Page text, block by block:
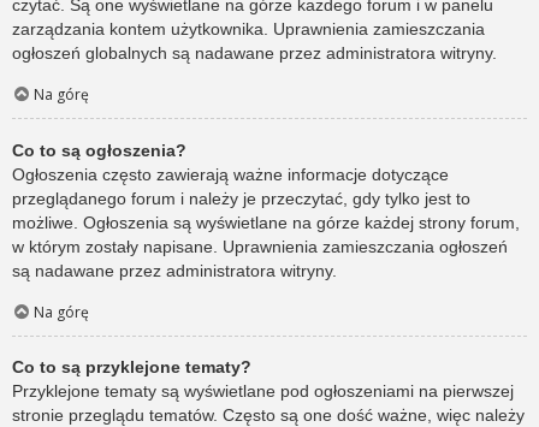
czytać. Są one wyświetlane na górze każdego forum i w panelu
zarządzania kontem użytkownika. Uprawnienia zamieszczania
ogłoszeń globalnych są nadawane przez administratora witryny.
Na górę
Co to są ogłoszenia?
Ogłoszenia często zawierają ważne informacje dotyczące
przeglądanego forum i należy je przeczytać, gdy tylko jest to
możliwe. Ogłoszenia są wyświetlane na górze każdej strony forum,
w którym zostały napisane. Uprawnienia zamieszczania ogłoszeń
są nadawane przez administratora witryny.
Na górę
Co to są przyklejone tematy?
Przyklejone tematy są wyświetlane pod ogłoszeniami na pierwszej
stronie przeglądu tematów. Często są one dość ważne, więc należy